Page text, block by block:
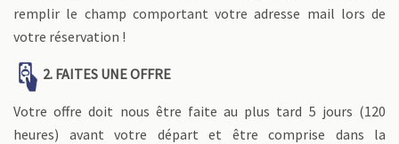
remplir le champ comportant votre adresse mail lors de
votre réservation !
2. FAITES UNE OFFRE
Votre offre doit nous être faite au plus tard 5 jours (120
heures) avant votre départ et être comprise dans la